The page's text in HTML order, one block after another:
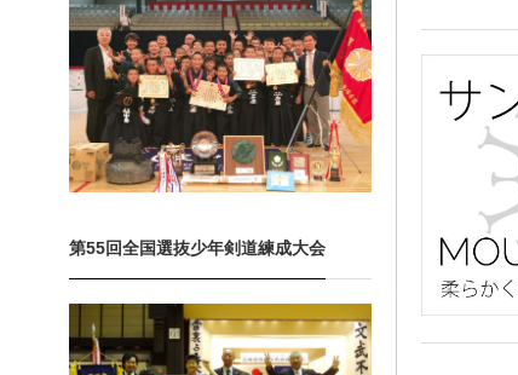
第55回全国選抜少年剣道練成大会